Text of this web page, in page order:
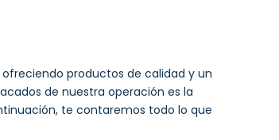
ofreciendo productos de calidad y un
de nuestra operación es la
te contaremos todo lo que